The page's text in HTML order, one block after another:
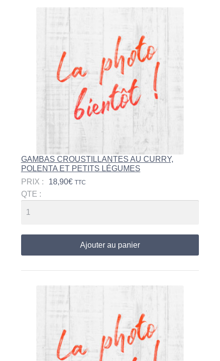
GAMBAS CROUSTILLANTES AU CURRY,
POLENTA ET PETITS LÉGUMES
PRIX :
18,90€ TTC
QTE :
Ajouter au panier